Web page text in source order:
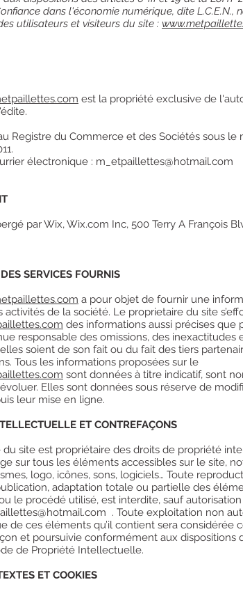
dans l'économie numérique, dite L.C.E.N.,
utilisateurs et visiteurs du site :
est la propriété exclusive de
Registre du Commerce et des Sociétés sous le
électronique : m_etpaillettes@hotmail.com
par Wix, Wix.com Inc, 500 Terry A François
SERVICES FOURNIS
a pour objet de fournir une
activités de la société. Le proprietaire du site
des informations aussi précises que
responsable des omissions, des inexactitudes
soient de son fait ou du fait des tiers
Tous les informations proposées sur le
sont données à titre indicatif, sont
Elles sont données sous réserve de
leur mise en ligne.
ET CONTREFAÇONS
du site est propriétaire des droits de propriété
sur tous les éléments accessibles sur le site,
logo, icônes, sons, logiciels… Toute
adaptation totale ou partielle des
le procédé utilisé, est interdite, sauf
. Toute exploitation non
de ces éléments qu’il contient sera considérée
et poursuivie conformément aux dispositions
de Propriété Intellectuelle.
ET COOKIES